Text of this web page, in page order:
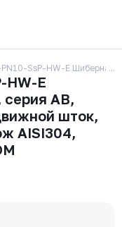
SsP-HW-E Шиберная
HW-E
серия АВ,
шток,
AISI304,